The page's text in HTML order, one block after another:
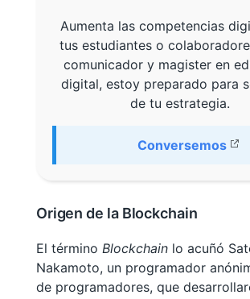
Aumenta las competencias
tus estudiantes o
comunicador y magister en
digital, estoy preparado para
de tu estrategia.
Conversemos
Origen de la Blockchain
El término Blockchainlo acuñó
Nakamoto, un programador
de programadores, que